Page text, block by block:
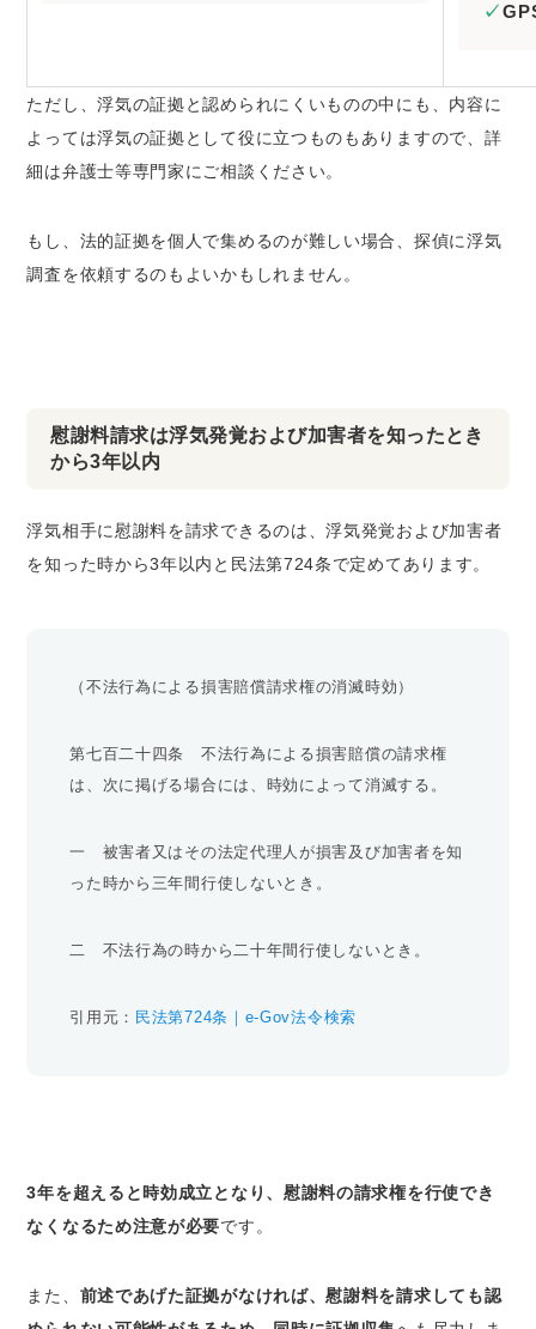
ただし、浮気の証拠と認められにくいものの中にも、内容に
よっては浮気の証拠として役に立つものもありますので、詳
細は弁護士等専門家にご相談ください。
もし、法的証拠を個人で集めるのが難しい場合、探偵に浮気
調査を依頼するのもよいかもしれません。
慰謝料請求は浮気発覚および加害者を知ったとき
から3年以内
浮気相手に慰謝料を請求できるのは、浮気発覚および加害者
を知った時から3年以内と民法第724条で定めてあります。
（不法行為による損害賠償請求権の消滅時効）
第七百二十四条 不法行為による損害賠償の請求権
は、次に掲げる場合には、時効によって消滅する。
一 被害者又はその法定代理人が損害及び加害者を知
った時から三年間行使しないとき。
二 不法行為の時から二十年間行使しないとき。
引用元： 民法第724条｜e-Gov法令検索
3年を超えると時効成立となり、慰謝料の請求権を行使でき
なくなるため注意が必要です。
また、 前述であげた証拠がなければ、慰謝料を請求しても認